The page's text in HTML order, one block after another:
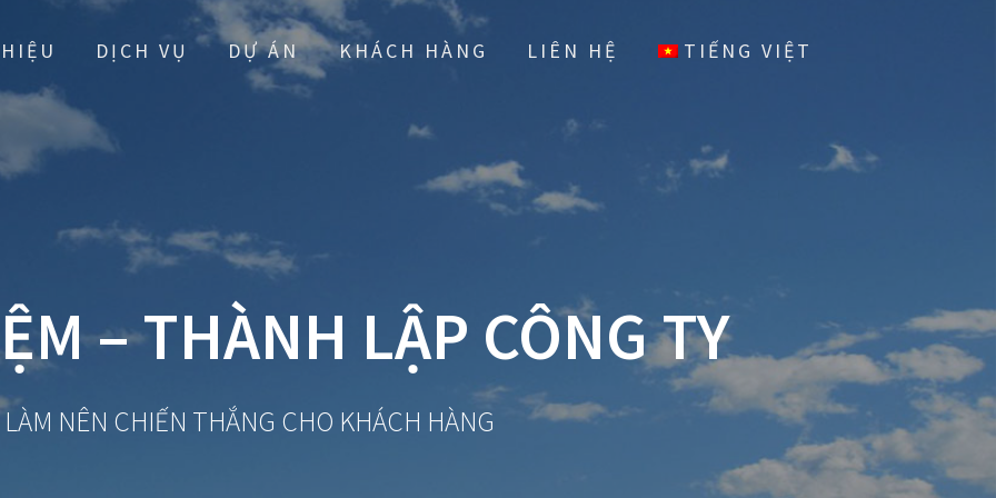
DỊCH VỤ DỰ ÁN KHÁCH HÀNG LIÊN HỆ TIẾNG VIỆT
– THÀNH LẬP CÔNG TY
LÀM NÊN CHIẾN THẮNG CHO KHÁCH HÀNG